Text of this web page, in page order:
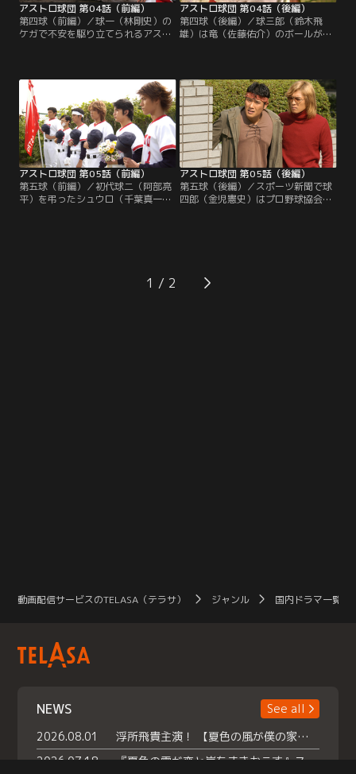
アストロ球団 第04話（前編）
第四球（前編）／球一（林剛史）の
ケガで不安を駆り立てられるアスト
だ。ところがその球七も実は負傷し
ていたことを皆に隠し、己の命を削
る思いでプレイをしていたのだとわ
かると、他のナインとの間に生じた
誤解は徐々に解け、自分達も球七の
ガッツに応えようと闘志を新たにす
るのだった。
アストロ球団 第04話（後編）
第四球（後編）／球三郎（鈴木飛
雄）は竜（佐藤佑介）のボールが殺
しみに暮れるナインの上に雨が容赦
なく降りつける中、怒りに燃えた球
太（関泰章）は「超人の力が欲し
い」と絶叫した。その球太の体に稲
妻が落ちると不自由だった球太の左
手は動くようになり、掌からはボー
ル型のアザが現れた。
アストロ球団 第05話（前編）
第五球（前編）／初代球二（阿部亮
平）を弔ったシュウロ（千葉真一）
んな球六が一人で球二を弔っている
アストロ球団 第05話（後編）
第五球（後編）／スポーツ新聞で球
四郎（金児憲史）はプロ野球協会初
った。あっさり拳を自分の力の傘下
におさめ、メンバーに入れる球四
1
動画配信サービスのTELASA（テラサ） ジャンル 国内ドラマ一覧（
NEWS
See all
2026.08.01
浮所飛貴主演！ 【夏色の風が僕の家にやってきた】 本日よりテラサで独占配信スタート！
2026.07.18
『夏色の雲が恋と嵐をまきおこす』スペシャルメイキング 【Part1】2026年７月18日（土）23時30分～配信スタート！話題のシーンの裏側を大公開！豪華キャスト大集合！ 『武宮家 真夏の家族会議』開催！